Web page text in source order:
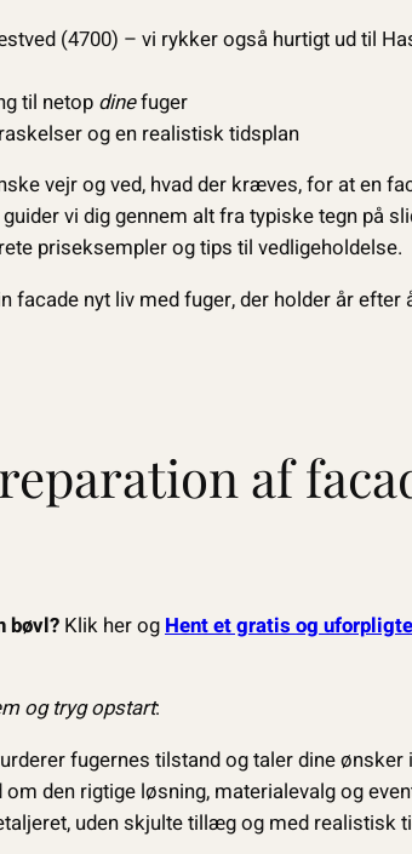
(4700) – vi rykker også hurtigt ud til
til netop dinefuger
og en realistisk tidsplan
vejr og ved, hvad der kræves, for at en
vi dig gennem alt fra typiske tegn på
priseksempler og tips til vedligeholdelse.
facade nyt liv med fuger, der holder år efter
af
bøvl? Klik her og Hent et gratis og
og tryg opstart:
fugernes tilstand og taler dine ønsker
den rigtige løsning, materialevalg og
uden skjulte tillæg og med realistisk